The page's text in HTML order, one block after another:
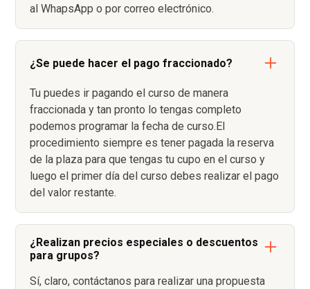
al WhapsApp o por correo electrónico.
¿Se puede hacer el pago fraccionado?
Tu puedes ir pagando el curso de manera
fraccionada y tan pronto lo tengas completo
podemos programar la fecha de curso.El
procedimiento siempre es tener pagada la reserva
de la plaza para que tengas tu cupo en el curso y
luego el primer día del curso debes realizar el pago
del valor restante.
¿Realizan precios especiales o descuentos
para grupos?
Sí, claro, contáctanos para realizar una propuesta